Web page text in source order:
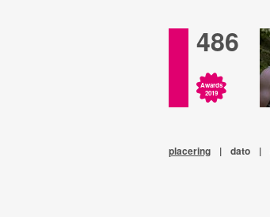
486
Awards
2019
placering | dato |